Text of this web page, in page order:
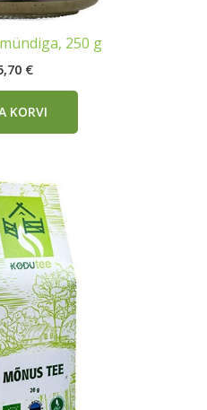
250 g
€
KORVI